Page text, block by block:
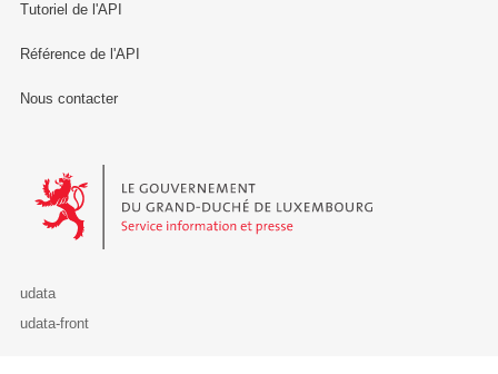
Tutoriel de l'API
Référence de l'API
Nous contacter
Le Gouvernement du Grand-Duché de Luxembourg - Service
udata
udata-front